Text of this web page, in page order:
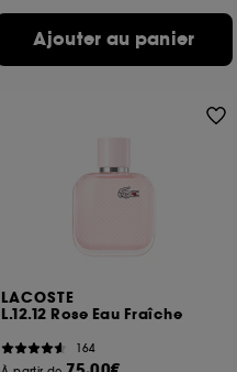
Ajouter au panier
LACOSTE
L.12.12 Rose Eau Fraîche
164